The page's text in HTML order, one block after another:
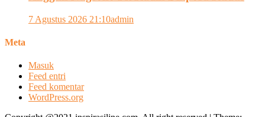
7 Agustus 2026 21:10admin
Meta
Masuk
Feed entri
Feed komentar
WordPress.org